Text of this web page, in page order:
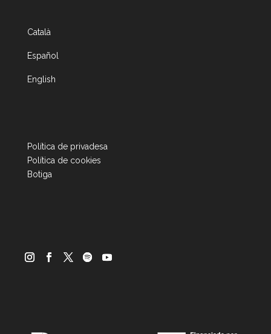
Català
Español
English
Política de privadesa
Política de cookies
Botiga